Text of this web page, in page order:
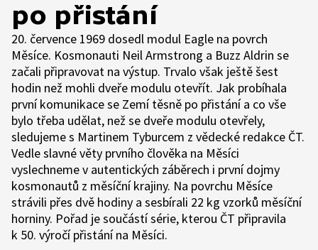
po přistání
20. července 1969 dosedl modul Eagle na povrch
Měsíce. Kosmonauti Neil Armstrong a Buzz Aldrin se
začali připravovat na výstup. Trvalo však ještě šest
hodin než mohli dveře modulu otevřít. Jak probíhala
první komunikace se Zemí těsně po přistání a co vše
bylo třeba udělat, než se dveře modulu otevřely,
sledujeme s Martinem Tyburcem z vědecké redakce ČT.
Vedle slavné věty prvního člověka na Měsíci
vyslechneme v autentických záběrech i první dojmy
kosmonautů z měsíční krajiny. Na povrchu Měsíce
strávili přes dvě hodiny a sesbírali 22 kg vzorků měsíční
horniny. Pořad je součástí série, kterou ČT připravila
k 50. výročí přistání na Měsíci.